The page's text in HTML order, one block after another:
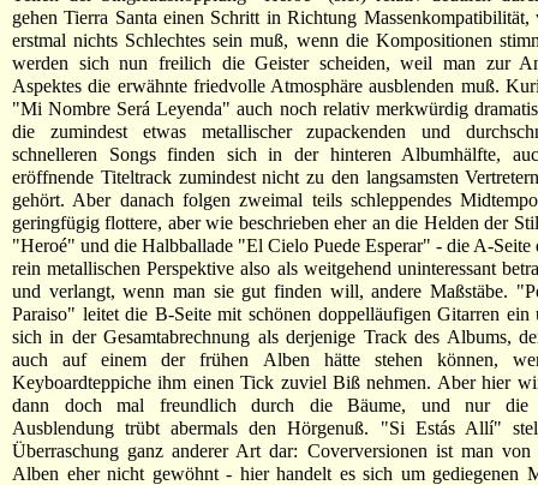
gehen Tierra Santa einen Schritt in Richtung Massenkompatibilität,
erstmal nichts Schlechtes sein muß, wenn die Kompositionen
werden sich nun freilich die Geister scheiden, weil man zur
Aspektes die erwähnte friedvolle Atmosphäre ausblenden muß.
"Mi Nombre Será Leyenda" auch noch relativ merkwürdig
die zumindest etwas metallischer zupackenden und
schnelleren Songs finden sich in der hinteren Albumhälfte,
eröffnende Titeltrack zumindest nicht zu den langsamsten
gehört. Aber danach folgen zweimal teils schleppendes
geringfügig flottere, aber wie beschrieben eher an die Helden der
"Heroé" und die Halbballade "El Cielo Puede Esperar" - die A-Seite
rein metallischen Perspektive also als weitgehend uninteressant
und verlangt, wenn man sie gut finden will, andere Maßstäbe.
Paraiso" leitet die B-Seite mit schönen doppelläufigen Gitarren ein
sich in der Gesamtabrechnung als derjenige Track des Albums,
auch auf einem der frühen Alben hätte stehen können,
Keyboardteppiche ihm einen Tick zuviel Biß nehmen. Aber hier
dann doch mal freundlich durch die Bäume, und nur die
Ausblendung trübt abermals den Hörgenuß. "Si Estás Allí"
Überraschung ganz anderer Art dar: Coverversionen ist man von
Alben eher nicht gewöhnt - hier handelt es sich um gediegenen